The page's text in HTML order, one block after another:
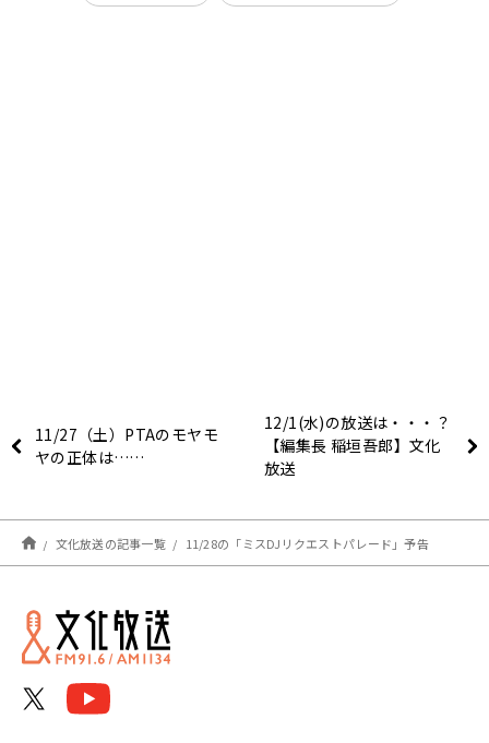
11/27（土）PTAのモヤモ
ヤの正体は……
12/1(水)の放送は・・・？
【編集長 稲垣吾郎】文化
放送
文化放送の記事一覧 11/28の「ミスDJリクエストパレード」予告